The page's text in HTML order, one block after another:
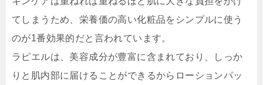
てしまうため、栄養価の高い化粧品をシンプルに使う
のが1番効果的だと言われています。
ラピエルは、美容成分が豊富に含まれており、しっか
りと肌内部に届けることができるからローションパッ